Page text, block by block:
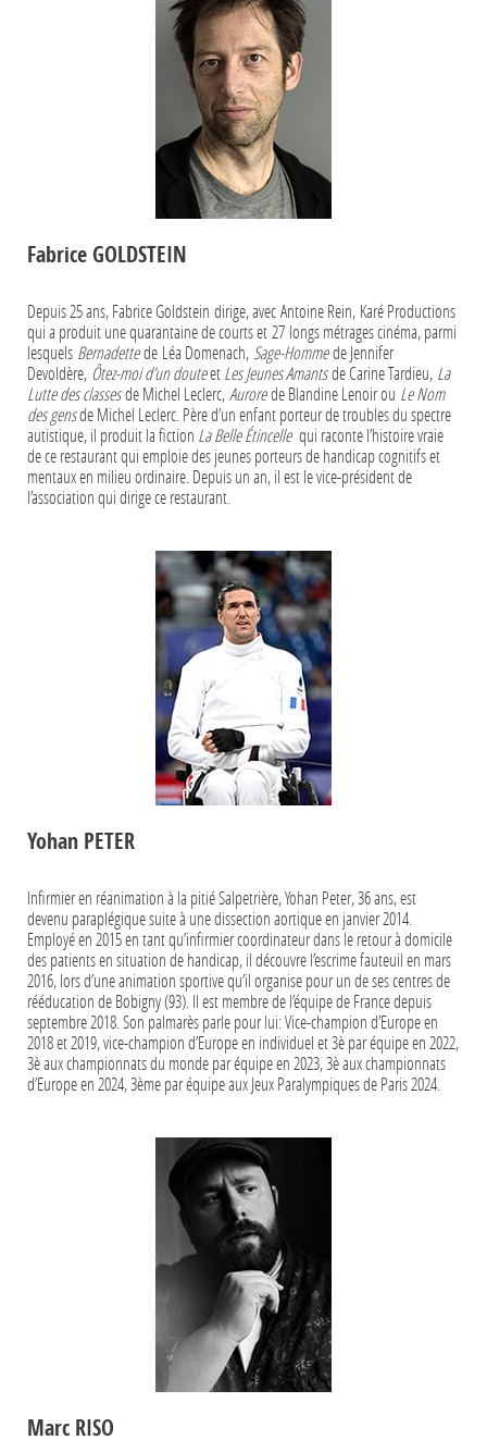
Fabrice GOLDSTEIN
Depuis 25 ans, Fabrice Goldstein dirige, avec Antoine Rein, Karé Productions
qui a produit une quarantaine de courts et 27 longs métrages cinéma, parmi
lesquels Bernadettede Léa Domenach, Sage-Hommede Jennifer
Devoldère, Ôtez-moi d’un douteetLes Jeunes Amantsde Carine Tardieu, La
Lutte des classesde Michel Leclerc,Aurorede Blandine Lenoir ou Le Nom
des gensde Michel Leclerc. Père d’un enfant porteur de troubles du spectre
autistique, il produit la fiction La Belle Étincelle qui raconte l’histoire vraie
de ce restaurant qui emploie des jeunes porteurs de handicap cognitifs et
mentaux en milieu ordinaire. Depuis un an, il est le vice-président de
l’association qui dirige ce restaurant.
Yohan PETER
Infirmier en réanimation à la pitié Salpetrière, Yohan Peter, 36 ans, est
devenu paraplégique suite à une dissection aortique en janvier 2014.
Employé en 2015 en tant qu’infirmier coordinateur dans le retour à domicile
des patients en situation de handicap, il découvre l’escrime fauteuil en mars
2016, lors d’une animation sportive qu’il organise pour un de ses centres de
rééducation de Bobigny (93). Il est membre de l’équipe de France depuis
septembre 2018. Son palmarès parle pour lui: Vice-champion d’Europe en
2018 et 2019, vice-champion d’Europe en individuel et 3è par équipe en 2022,
3è aux championnats du monde par équipe en 2023, 3è aux championnats
d’Europe en 2024, 3ème par équipe aux Jeux Paralympiques de Paris 2024.
Marc RISO